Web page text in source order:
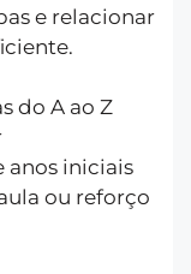
e relacionar
do A ao Z
anos iniciais
ou reforço